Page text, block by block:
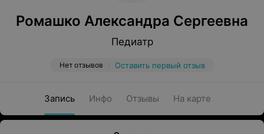
Ромашко Александра Сергеевна
Педиатр
Нет отзывов Оставить первый отзыв
Запись Инфо Отзывы На карте